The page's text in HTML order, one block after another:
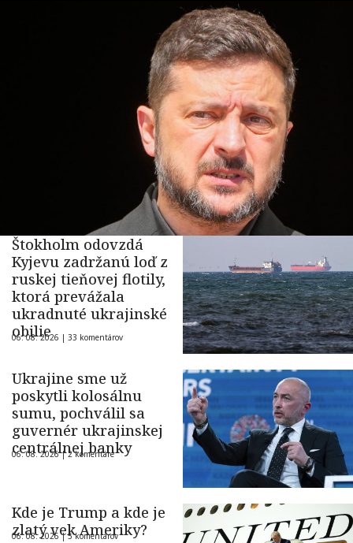
Štokholm odovzdá
Kyjevu zadržanú loď z
ruskej tieňovej flotily,
ktorá prevážala
ukradnuté ukrajinské
obilie
06. 08. 2026 | 33 komentárov
Ukrajine sme už
poskytli kolosálnu
sumu, pochválil sa
guvernér ukrajinskej
centrálnej banky
06. 08. 2026 |2 komentáre
Kde je Trump a kde je
zlatý vek Ameriky?
06. 08. 2026 |5 komentárov